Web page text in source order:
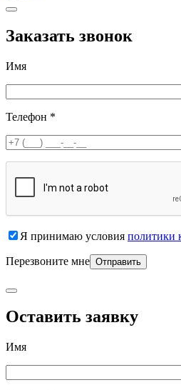
Заказать звонок
Имя
Телефон *
Я принимаю условия политики
Перезвоните мне
Оставить заявку
Имя